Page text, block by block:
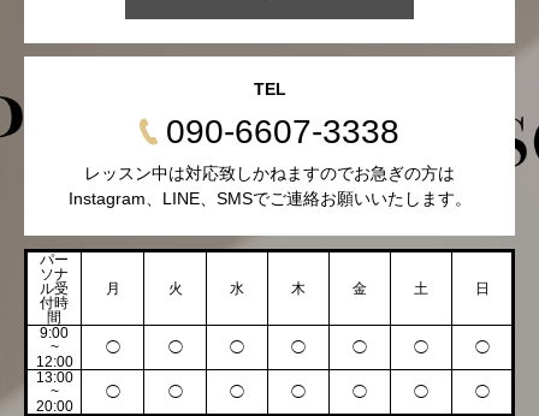
TEL
090-6607-3338
レッスン中は対応致しかねますのでお急ぎの方は
Instagram、LINE、SMSでご連絡お願いいたします。
パー
ソナ
ル受
付時
間
月 火 水 木 金 土 日
9:00
~
12:00
◯ ◯ ◯ ◯ ◯ ◯
◯
13:00
~
20:00
◯ ◯ ◯ ◯ ◯ ◯ ◯